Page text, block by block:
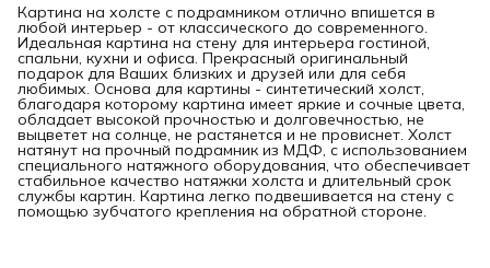
Картина на холсте с подрамником отлично впишется в
любой интерьер - от классического до современного.
Идеальная картина на стену для интерьера гостиной,
спальни, кухни и офиса. Прекрасный оригинальный
подарок для Ваших близких и друзей или для себя
любимых. Основа для картины - синтетический холст,
благодаря которому картина имеет яркие и сочные цвета,
обладает высокой прочностью и долговечностью, не
выцветет на солнце, не растянется и не провиснет. Холст
натянут на прочный подрамник из МДФ, с использованием
специального натяжного оборудования, что обеспечивает
стабильное качество натяжки холста и длительный срок
службы картин. Картина легко подвешивается на стену с
помощью зубчатого крепления на обратной стороне.